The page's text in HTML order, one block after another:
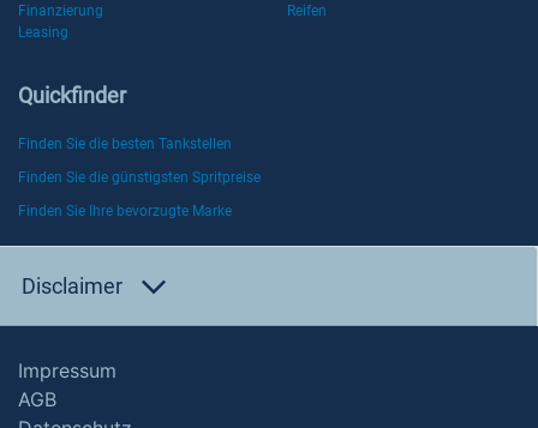
Finanzierung
Reifen
Leasing
Quickfinder
Finden Sie die besten Tankstellen
Finden Sie die günstigsten Spritpreise
Finden Sie Ihre bevorzugte Marke
Disclaimer
Impressum
AGB